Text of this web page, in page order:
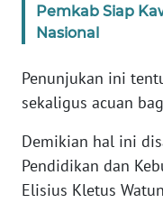
Pemkab Siap
Nasional
Penunjukan ini
sekaligus acuan
Demikian hal ini
Pendidikan dan
Elisius Kletus
WN
JAMBI
WN
SULTRA
WN
NTB